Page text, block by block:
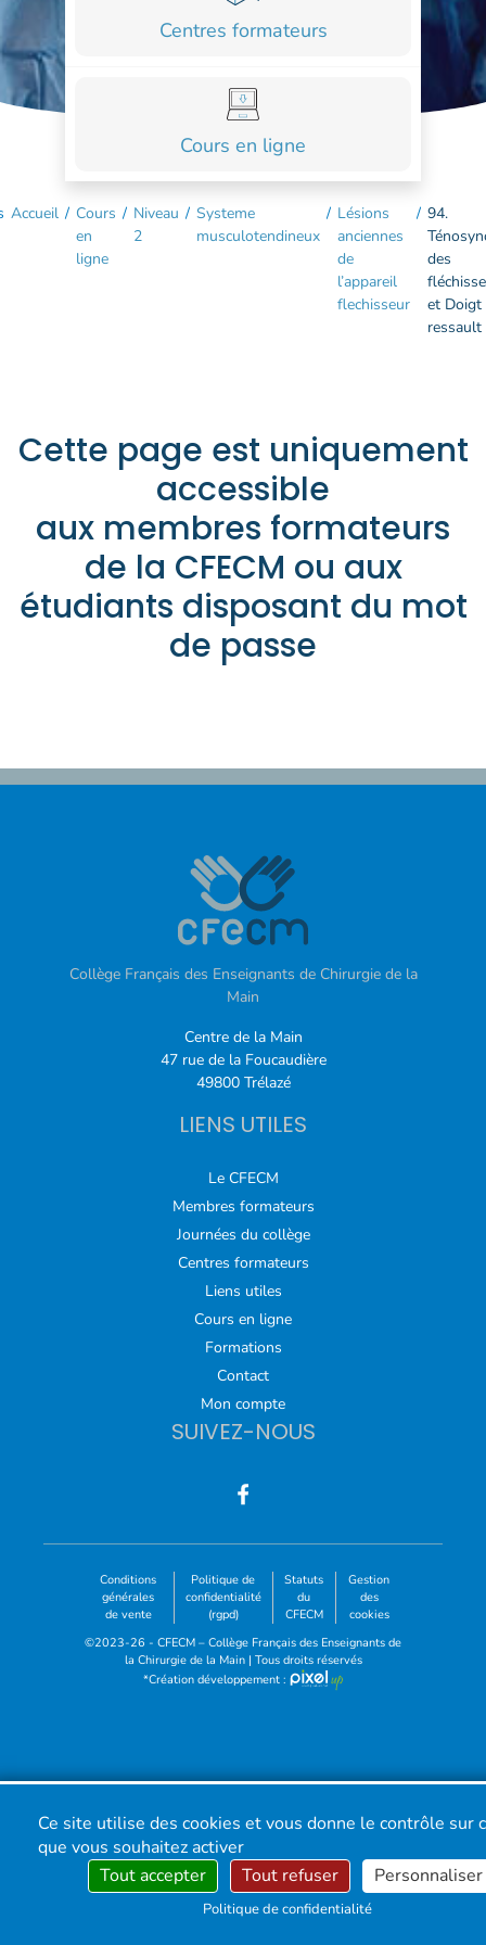
Centres formateurs
Cours en ligne
Accueil / Cours
en
ligne
/ Niveau
2
/ Systeme
musculotendineux
/ Lésions
anciennes
de
l’appareil
flechisseur
/ 94.
des
et Doigt
ressault
Cette page est uniquement
accessible
aux membres formateurs
de la CFECM ou aux
étudiants disposant du mot
de passe
Collège Français des Enseignants de Chirurgie de la
Main
Centre de la Main
47 rue de la Foucaudière
49800 Trélazé
LIENS UTILES
Le CFECM
Membres formateurs
Journées du collège
Centres formateurs
Liens utiles
Cours en ligne
Formations
Contact
Mon compte
SUIVEZ-NOUS
Conditions
générales
de vente
Politique de
confidentialité
(rgpd)
Statuts
du
CFECM
Gestion
des
cookies
©2023-26 - CFECM – Collège Français des Enseignants de
la Chirurgie de la Main | Tous droits réservés
*Création développement :
FORMATIONS
CONTACT
Ce site utilise des cookies et vous donne le contrôle sur
que vous souhaitez activer
Tout accepter
Tout refuser Personnaliser
Politique de confidentialité